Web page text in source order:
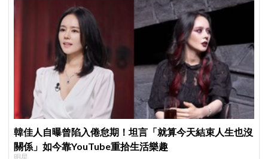
韓佳人自曝曾陷入倦怠期！坦言「就算今天結束人生也沒
關係」如今靠YouTube重拾生活樂趣
明星